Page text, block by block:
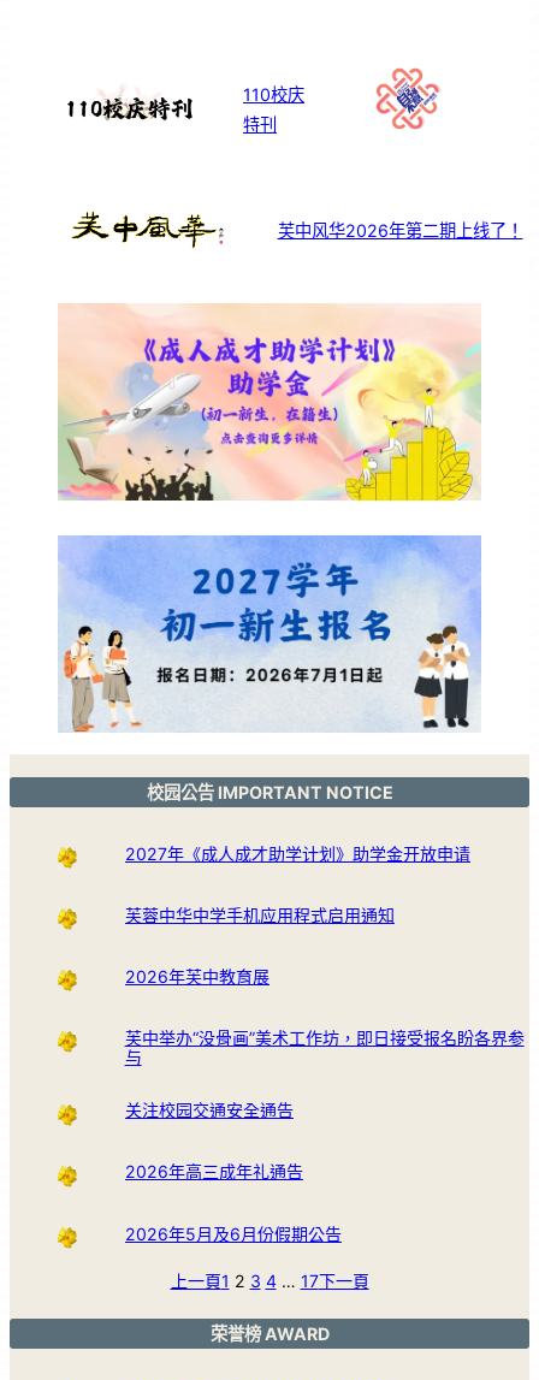
110校庆
特刊
芙中风华2026年第二期上线了！
校园公告 IMPORTANT NOTICE
2027年《成人成才助学计划》助学金开放申请
芙蓉中华中学手机应用程式启用通知
2026年芙中教育展
芙中举办“没骨画”美术工作坊，即日接受报名盼各界参
与
关注校园交通安全通告
2026年高三成年礼通告
2026年5月及6月份假期公告
上一頁1 2 3 4 … 17下一頁
荣誉榜 AWARD